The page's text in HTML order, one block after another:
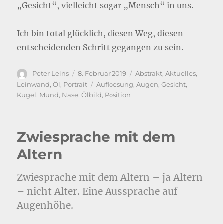
„Gesicht“, vielleicht sogar „Mensch“ in uns.
Ich bin total glücklich, diesen Weg, diesen
entscheidenden Schritt gegangen zu sein.
Autor
Peter Leins
Veröffentlicht
am
8. Februar 2019 Kategorien
Abstrakt,Aktuelles,
Leinwand,Öl, Portrait Schlagwörter
Aufloesung,Augen,Gesicht,
Kugel, Mund, Nase,Ölbild, Position
Zwiesprache mit dem
Altern
Zwiesprache mit dem Altern – ja Altern
– nicht Alter. Eine Aussprache auf
Augenhöhe.